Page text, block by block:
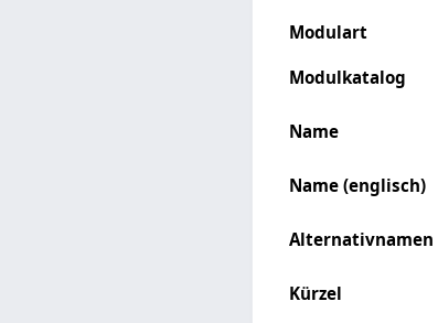
Modulart
Modulkatalog
Name
Name (englisch)
Alternativnamen
Kürzel